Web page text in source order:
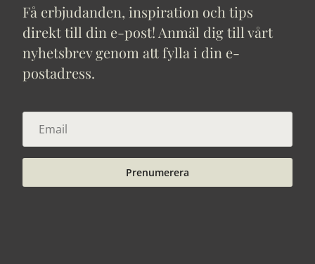
Få erbjudanden, inspiration och tips
direkt till din e-post! Anmäl dig till vårt
nyhetsbrev genom att fylla i din e-
postadress.
Prenumerera